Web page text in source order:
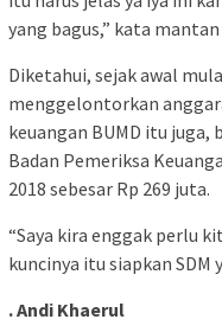
yang bagus,” kata
Diketahui, sejak awal
menggelontorkan
keuangan BUMD itu juga,
Badan Pemeriksa
2018 sebesar Rp 269 juta.
“Saya kira enggak perlu
kuncinya itu siapkan SDM
. Andi Khaerul